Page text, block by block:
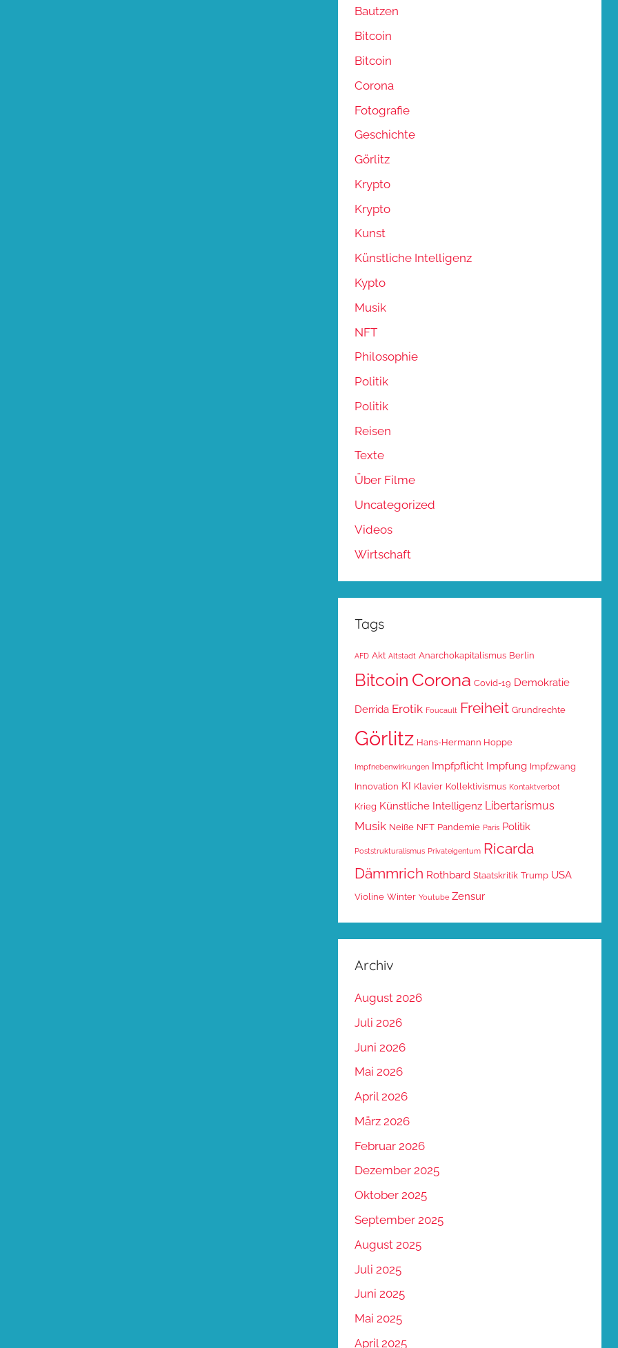
Bautzen
Bitcoin
Bitcoin
Corona
Fotografie
Geschichte
Görlitz
Krypto
Krypto
Kunst
Künstliche Intelligenz
Kypto
Musik
NFT
Philosophie
Politik
Politik
Reisen
Texte
Über Filme
Uncategorized
Videos
Wirtschaft
Tags
AFD Akt Altstadt Anarchokapitalismus Berlin
Bitcoin Corona Covid-19 Demokratie
Derrida Erotik Foucault Freiheit Grundrechte
Görlitz Hans-Hermann Hoppe
Impfnebenwirkungen Impfpflicht Impfung Impfzwang
Innovation KI Klavier Kollektivismus Kontaktverbot
Krieg Künstliche Intelligenz Libertarismus
Musik Neiße NFT Pandemie Paris Politik
Poststrukturalismus Privateigentum Ricarda
Dämmrich Rothbard Staatskritik Trump USA
Violine Winter Youtube Zensur
Archiv
August 2026
Juli 2026
Juni 2026
Mai 2026
April 2026
März 2026
Februar 2026
Dezember 2025
Oktober 2025
September 2025
August 2025
Juli 2025
Juni 2025
Mai 2025
April 2025